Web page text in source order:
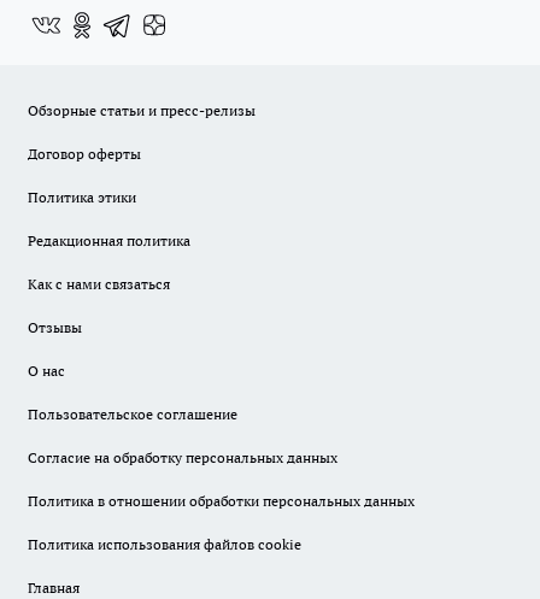
Обзорные статьи и пресс-релизы
Договор оферты
Политика этики
Редакционная политика
Как с нами связаться
Отзывы
О нас
Пользовательское соглашение
Согласие на обработку персональных данных
Политика в отношении обработки персональных данных
Политика использования файлов cookie
Главная